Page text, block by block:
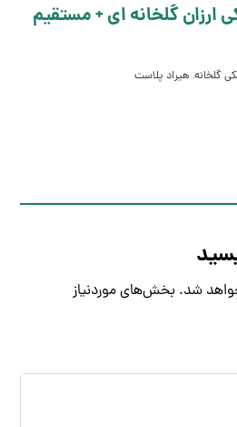
ارزان گلخانه ای + مستقیم
گلخانه, هیراد پلاست
شد. بخش‌های موردنیاز